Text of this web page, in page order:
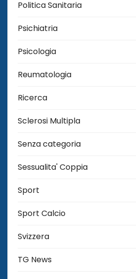
Politica Sanitaria
Psichiatria
Psicologia
Reumatologia
Ricerca
Sclerosi Multipla
Senza categoria
Sessualita' Coppia
Sport
Sport Calcio
Svizzera
TG News